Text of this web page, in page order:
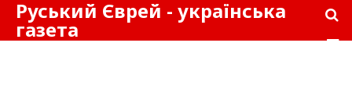
Руський Єврей - українська
газета